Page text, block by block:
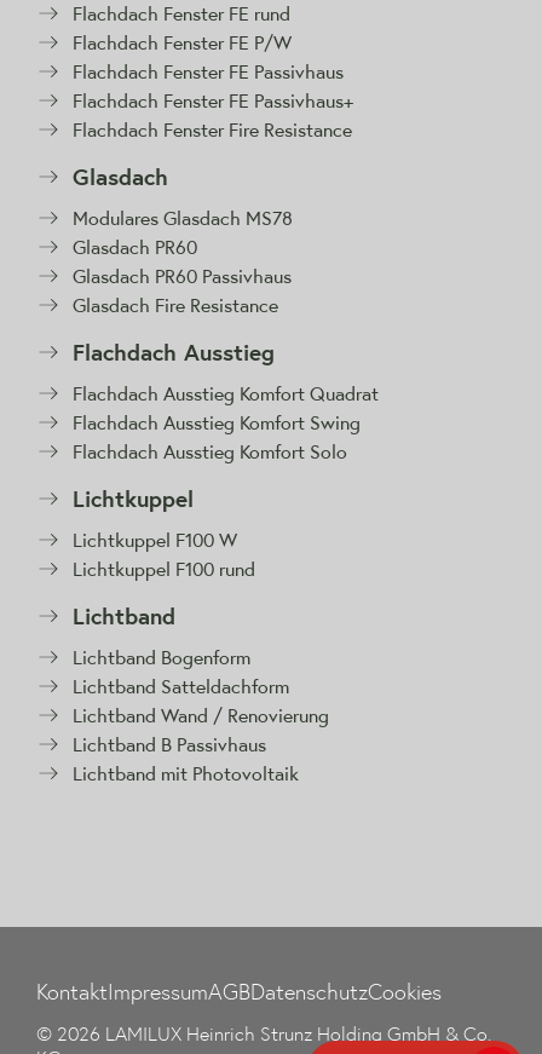
Flachdach Fenster FE rund
Flachdach Fenster FE P/W
Flachdach Fenster FE Passivhaus
Flachdach Fenster FE Passivhaus+
Flachdach Fenster Fire Resistance
Glasdach
Modulares Glasdach MS78
Glasdach PR60
Glasdach PR60 Passivhaus
Glasdach Fire Resistance
Flachdach Ausstieg
Flachdach Ausstieg Komfort Quadrat
Flachdach Ausstieg Komfort Swing
Flachdach Ausstieg Komfort Solo
Lichtkuppel
Lichtkuppel F100 W
Lichtkuppel F100 rund
Lichtband
Lichtband Bogenform
Lichtband Satteldachform
Lichtband Wand / Renovierung
Lichtband B Passivhaus
Lichtband mit Photovoltaik
KontaktImpressumAGBDatenschutzCookies
© 2026 LAMILUX Heinrich Strunz Holding GmbH & Co.